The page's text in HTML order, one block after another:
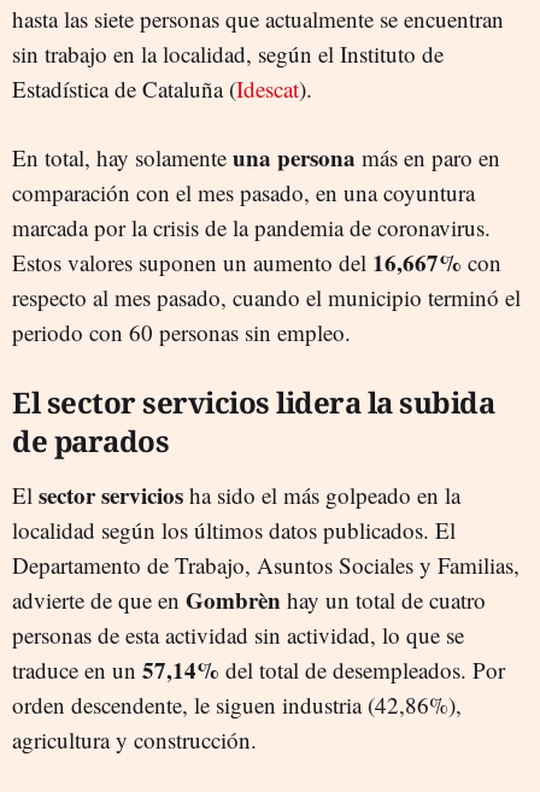
hasta las siete personas que actualmente se encuentran
sin trabajo en la localidad, según el Instituto de
Estadística de Cataluña (Idescat).
En total, hay solamente una persona más en paro en
comparación con el mes pasado, en una coyuntura
marcada por la crisis de la pandemia de coronavirus.
Estos valores suponen un aumento del 16,667% con
respecto al mes pasado, cuando el municipio terminó el
periodo con 60 personas sin empleo.
El sector servicios lidera la subida
de parados
El sector servicios ha sido el más golpeado en la
localidad según los últimos datos publicados. El
Departamento de Trabajo, Asuntos Sociales y Familias,
advierte de que en Gombrèn hay un total de cuatro
personas de esta actividad sin actividad, lo que se
traduce en un 57,14% del total de desempleados. Por
orden descendente, le siguen industria (42,86%),
agricultura y construcción.